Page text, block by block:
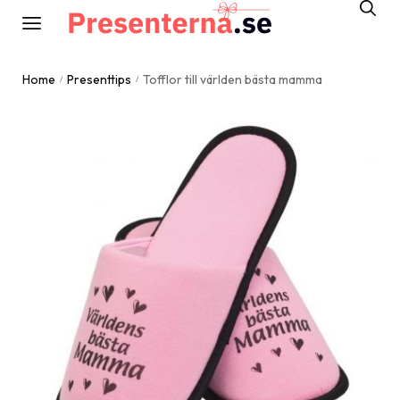
Home / Presenttips / Tofflor till världen bästa mamma